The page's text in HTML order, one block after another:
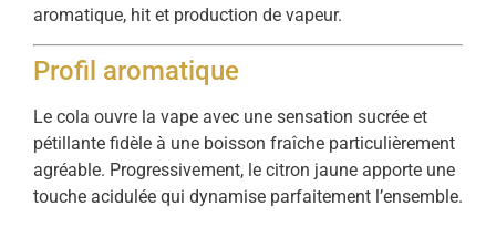
aromatique, hit et production de vapeur.
Profil aromatique
Le cola ouvre la vape avec une sensation sucrée et
pétillante fidèle à une boisson fraîche particulièrement
agréable. Progressivement, le citron jaune apporte une
touche acidulée qui dynamise parfaitement l’ensemble.